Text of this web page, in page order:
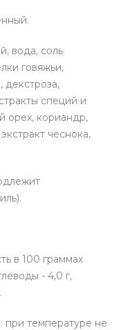
вода, соль
говяжьи,
декстроза,
специй и
орех, кориандр,
чеснока,
в 100 граммах
- 4,0 г,
при температуре не